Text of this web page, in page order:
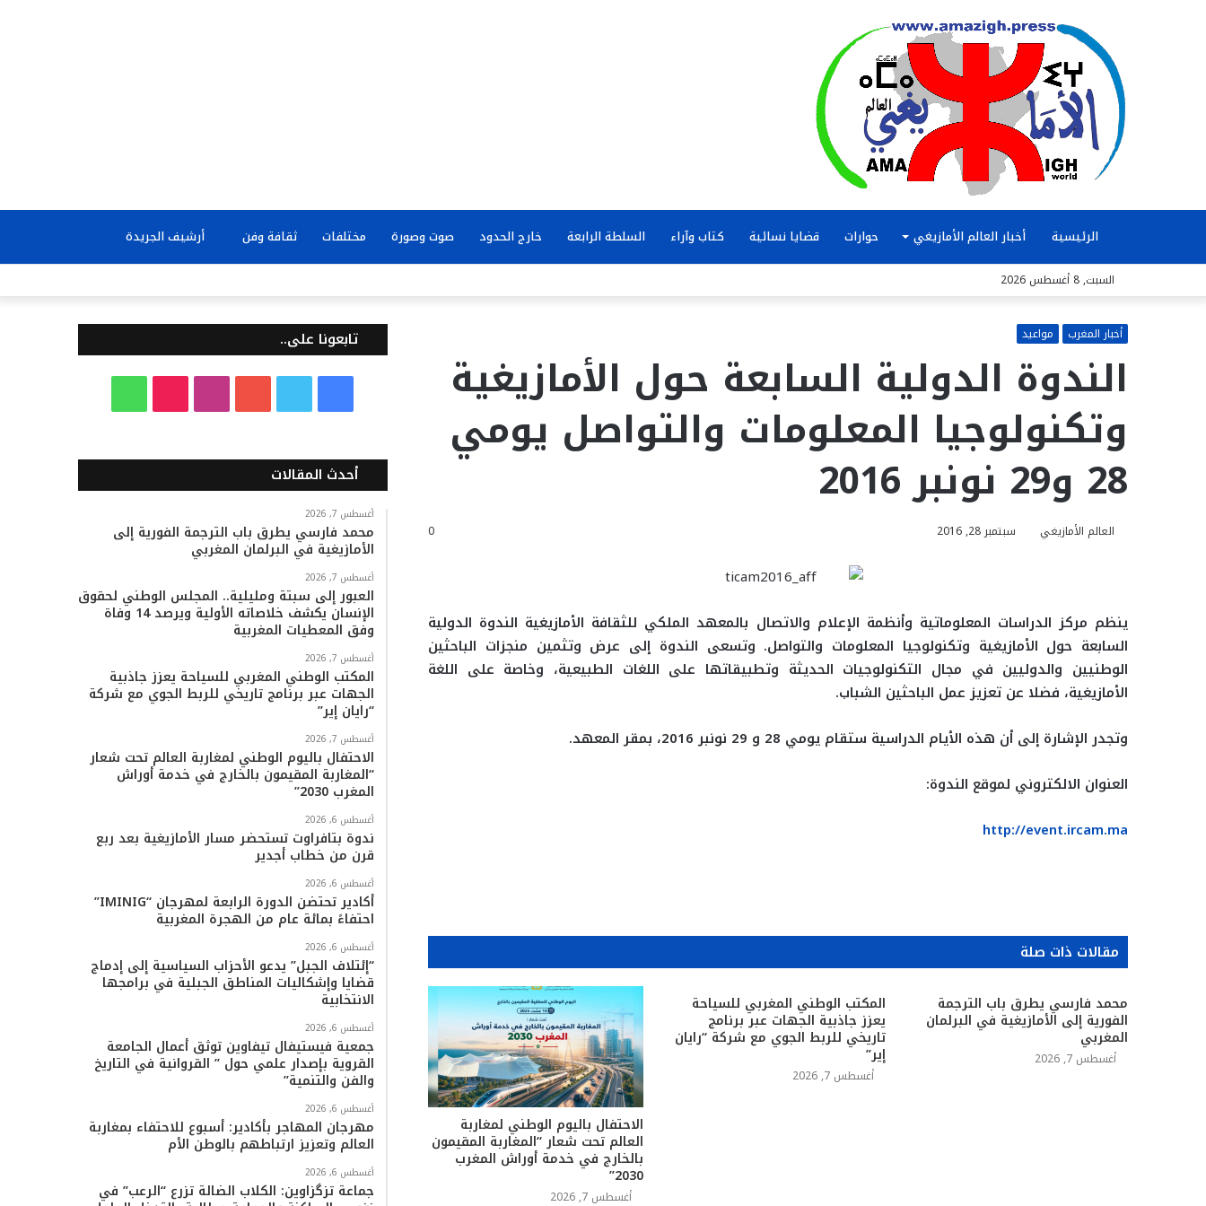
الرئيسية أخبار العالم الأمازيغي حوارات قضايا نسائية كتاب وآراء السلطة الرابعة خارج الحدود صوت وصورة مختلفات ثقافة وفن أرشيف الجريدة
عن
السبت, 8 أغسطس 2026
أخبار المغرب مواعيد
الندوة الدولية السابعة حول الأمازيغية
وتكنولوجيا المعلومات والتواصل يومي
28 و29 نونبر 2016
العالم الأمازيغي سبتمبر 28, 2016 0
ينظم مركز الدراسات المعلوماتية وأنظمة الإعلام والاتصال بالمعهد الملكي للثقافة الأمازيغية الندوة الدولية
السابعة حول الأمازيغية وتكنولوجيا المعلومات والتواصل. وتسعى الندوة إلى عرض وتثمين منجزات الباحثين
الوطنيين والدوليين في مجال التكنولوجيات الحديثة وتطبيقاتها على اللغات الطبيعية، وخاصة على اللغة
الأمازيغية، فضلا عن تعزيز عمل الباحثين الشباب.
وتجدر الإشارة إلى أن هذه الأيام الدراسية ستقام يومي 28 و 29 نونبر 2016، بمقر المعهد.
العنوان الالكتروني لموقع الندوة:
http://event.ircam.ma
مقالات ذات صلة
محمد فارسي يطرق باب الترجمة
الفورية إلى الأمازيغية في البرلمان
المغربي
أغسطس 7, 2026
المكتب الوطني المغربي للسياحة
يعزز جاذبية الجهات عبر برنامج
تاريخي للربط الجوي مع شركة “رايان
إير”
أغسطس 7, 2026
الاحتفال باليوم الوطني لمغاربة
العالم تحت شعار “المغاربة المقيمون
بالخارج في خدمة أوراش المغرب
2030”
أغسطس 7, 2026
تابعونا على..
س
ب
و
ك
ي
ر
ت
و
س
ق
ا
k
o
ت
ا
أحدث المقالات
أغسطس 7, 2026
محمد فارسي يطرق باب الترجمة الفورية إلى
الأمازيغية في البرلمان المغربي
أغسطس 7, 2026
العبور إلى سبتة ومليلية.. المجلس الوطني لحقوق
الإنسان يكشف خلاصاته الأولية ويرصد 14 وفاة
وفق المعطيات المغربية
أغسطس 7, 2026
المكتب الوطني المغربي للسياحة يعزز جاذبية
الجهات عبر برنامج تاريخي للربط الجوي مع شركة
“رايان إير”
أغسطس 7, 2026
الاحتفال باليوم الوطني لمغاربة العالم تحت شعار
“المغاربة المقيمون بالخارج في خدمة أوراش
المغرب 2030”
أغسطس 6, 2026
ندوة بتافراوت تستحضر مسار الأمازيغية بعد ربع
قرن من خطاب أجدير
أغسطس 6, 2026
أكادير تحتضن الدورة الرابعة لمهرجان “IMINIG”
احتفاءً بمائة عام من الهجرة المغربية
أغسطس 6, 2026
“إئتلاف الجبل” يدعو الأحزاب السياسية إلى إدماج
قضايا وإشكاليات المناطق الجبلية في برامجها
الانتخابية
أغسطس 6, 2026
جمعية فيستيفال تيفاوين توثق أعمال الجامعة
القروية بإصدار علمي حول ” القروانية في التاريخ
والفن والتنمية”
أغسطس 6, 2026
مهرجان المهاجر بأكادير: أسبوع للاحتفاء بمغاربة
العالم وتعزيز ارتباطهم بالوطن الأم
أغسطس 6, 2026
جماعة تزگزاوين: الكلاب الضالة تزرع “الرعب” في